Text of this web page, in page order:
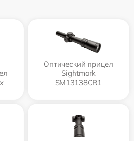
Оптический прицел
Sightmark
SM13138CR1